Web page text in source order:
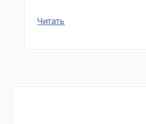
Читать